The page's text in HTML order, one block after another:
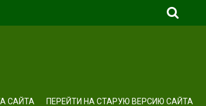
САЙТА ПЕРЕЙТИ НА СТАРУЮ ВЕРСИЮ САЙТА